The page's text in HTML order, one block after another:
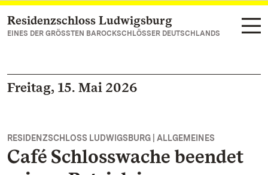
Zum Hauptinhalt springen
Residenzschloss Ludwigsburg
EINES DER GRÖSSTEN BAROCKSCHLÖSSER DEUTSCHLANDS
Freitag, 15. Mai 2026
RESIDENZSCHLOSS LUDWIGSBURG | ALLGEMEINES
Café Schlosswache beendet